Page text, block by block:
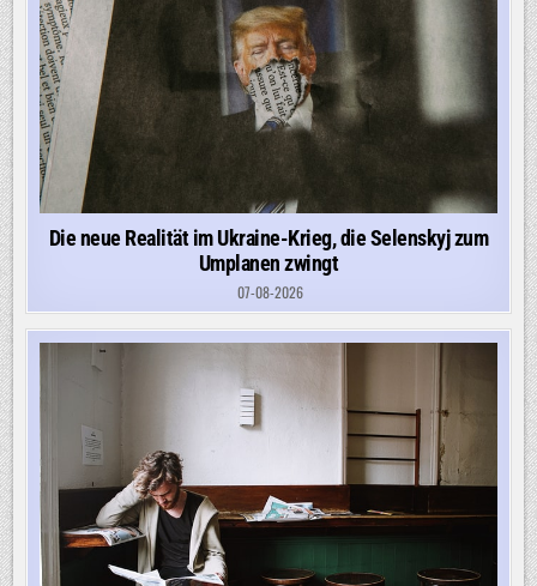
Die neue Realität im Ukraine-Krieg, die Selenskyj zum
Umplanen zwingt
07-08-2026